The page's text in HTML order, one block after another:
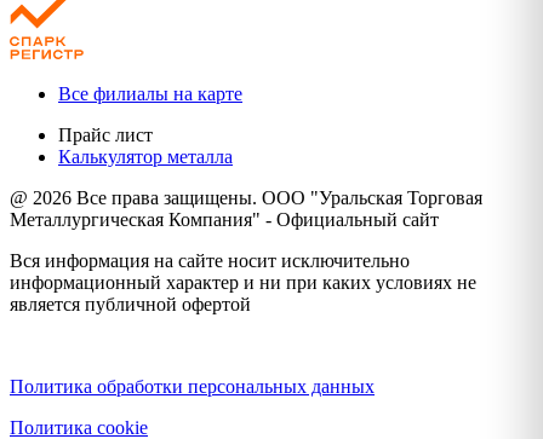
Все филиалы на карте
Прайс лист
Калькулятор металла
@ 2026 Все права защищены. ООО "Уральская Торговая
Металлургическая Компания" - Официальный сайт
Вся информация на сайте носит исключительно
информационный характер и ни при каких условиях не
является публичной офертой
Политика обработки персональных данных
Политика cookie